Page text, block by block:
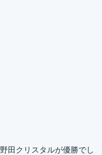
田クリスタルが優勝でし